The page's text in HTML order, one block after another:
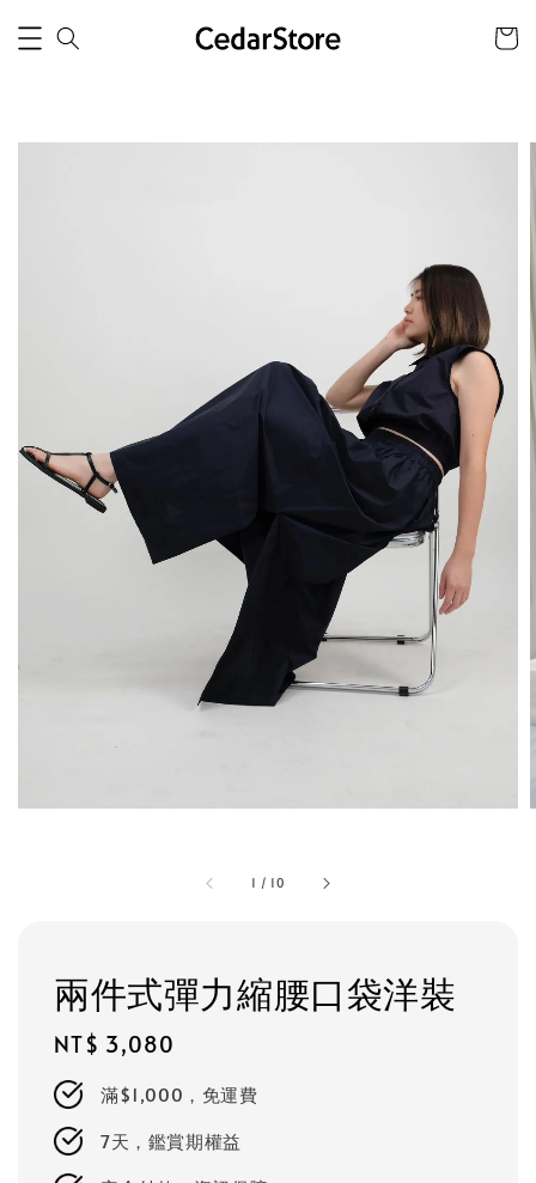
1 / 10
兩件式彈力縮腰口袋洋裝
Regular
price
NT$ 3,080
滿$1,000，免運費
7天，鑑賞期權益